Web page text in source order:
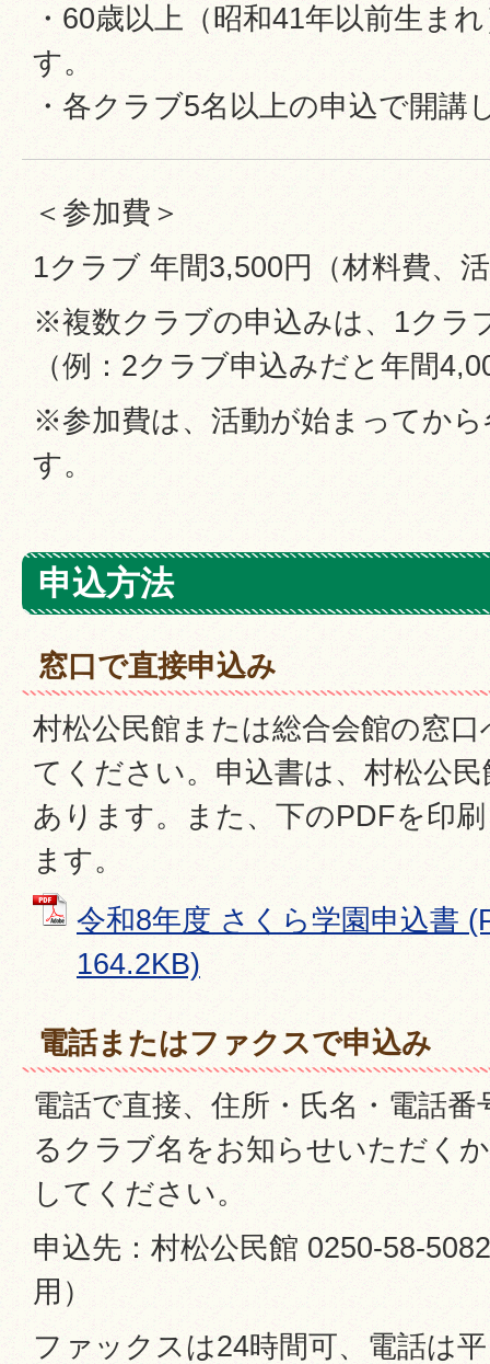
・60歳以上（昭和41年以前生ま
す。
・各クラブ5名以上の申込で開講
＜参加費＞
1クラブ 年間3,500円（材料費、
※複数クラブの申込みは、1クラ
（例：2クラブ申込みだと年間
※参加費は、活動が始まってか
す。
申込方法
窓口で直接申込み
村松公民館または総合会館の窓
てください。申込書は、村松公
あります。また、下のPDFを印
ます。
令和8年度 さくら学園申込書
164.2KB)
電話またはファクスで申込み
電話で直接、住所・氏名・電話
るクラブ名をお知らせいただく
してください。
申込先：村松公民館 0250-58-
用）
ファックスは24時間可、電話は